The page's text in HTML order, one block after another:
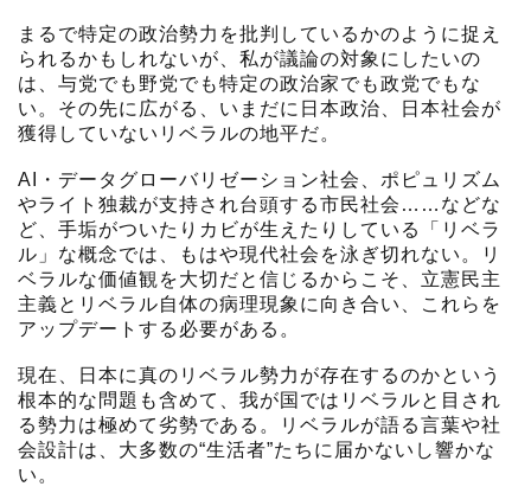
まるで特定の政治勢力を批判しているかのように捉え
られるかもしれないが、私が議論の対象にしたいの
は、与党でも野党でも特定の政治家でも政党でもな
い。その先に広がる、いまだに日本政治、日本社会が
獲得していないリベラルの地平だ。
AI・データグローバリゼーション社会、ポピュリズム
やライト独裁が支持され台頭する市民社会……などな
ど、手垢がついたりカビが生えたりしている「リベラ
ル」な概念では、もはや現代社会を泳ぎ切れない。リ
ベラルな価値観を大切だと信じるからこそ、立憲民主
主義とリベラル自体の病理現象に向き合い、これらを
アップデートする必要がある。
現在、日本に真のリベラル勢力が存在するのかという
根本的な問題も含めて、我が国ではリベラルと目され
る勢力は極めて劣勢である。リベラルが語る言葉や社
会設計は、大多数の“生活者”たちに届かないし響かな
い。